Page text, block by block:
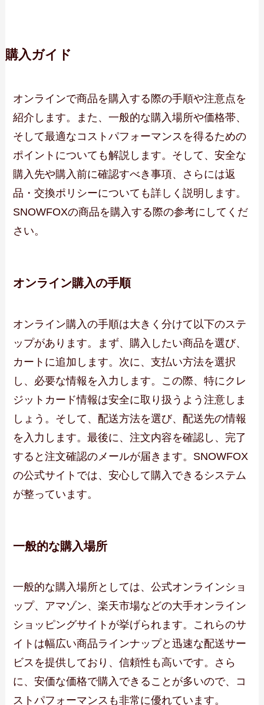
購入ガイド
オンラインで商品を購入する際の手順や注意点を
紹介します。また、一般的な購入場所や価格帯、
そして最適なコストパフォーマンスを得るための
ポイントについても解説します。そして、安全な
購入先や購入前に確認すべき事項、さらには返
品・交換ポリシーについても詳しく説明します。
SNOWFOXの商品を購入する際の参考にしてくだ
さい。
オンライン購入の手順
オンライン購入の手順は大きく分けて以下のステ
ップがあります。まず、購入したい商品を選び、
カートに追加します。次に、支払い方法を選択
し、必要な情報を入力します。この際、特にクレ
ジットカード情報は安全に取り扱うよう注意しま
しょう。そして、配送方法を選び、配送先の情報
を入力します。最後に、注文内容を確認し、完了
すると注文確認のメールが届きます。SNOWFOX
の公式サイトでは、安心して購入できるシステム
が整っています。
一般的な購入場所
一般的な購入場所としては、公式オンラインショ
ップ、アマゾン、楽天市場などの大手オンライン
ショッピングサイトが挙げられます。これらのサ
イトは幅広い商品ラインナップと迅速な配送サー
ビスを提供しており、信頼性も高いです。さら
に、安価な価格で購入できることが多いので、コ
ストパフォーマンスも非常に優れています。